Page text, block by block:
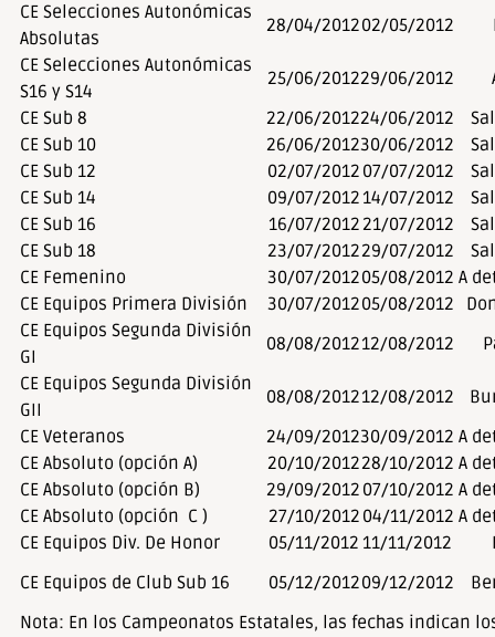
CE Selecciones Autonómicas
Absolutas
28/04/201202/05/2012
CE Selecciones Autonómicas
S16 y S14
25/06/201229/06/2012
CE Sub 8
22/06/201224/06/2012
CE Sub 10
26/06/201230/06/2012
CE Sub 12
02/07/2012 07/07/2012
CE Sub 14
09/07/2012 14/07/2012
CE Sub 16
16/07/201221/07/2012
CE Sub 18
23/07/201229/07/2012
CE Femenino
30/07/201205/08/2012 A
CE Equipos Primera División
30/07/201205/08/2012
CE Equipos Segunda División
GI
08/08/201212/08/2012
CE Equipos Segunda División
GII
08/08/201212/08/2012
CE Veteranos
24/09/201230/09/2012 A
CE Absoluto (opción A)
20/10/201228/10/2012 A
CE Absoluto (opción B)
29/09/2012 07/10/2012 A
CE Absoluto (opción C )
27/10/2012 04/11/2012 A
CE Equipos Div. De Honor
05/11/2012 11/11/2012
CE Equipos de Club Sub 16
05/12/201209/12/2012
Nota: En los Campeonatos Estatales, las fechas indican